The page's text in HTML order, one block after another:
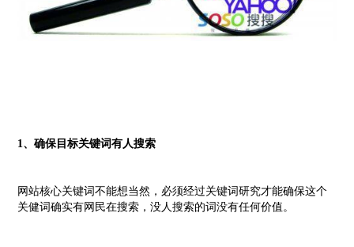
1、确保目标关键词有人搜索
网站核心关键词不能想当然，必须经过关键词研究才能确保这个
关健词确实有网民在搜索，没人搜索的词没有任何价值。